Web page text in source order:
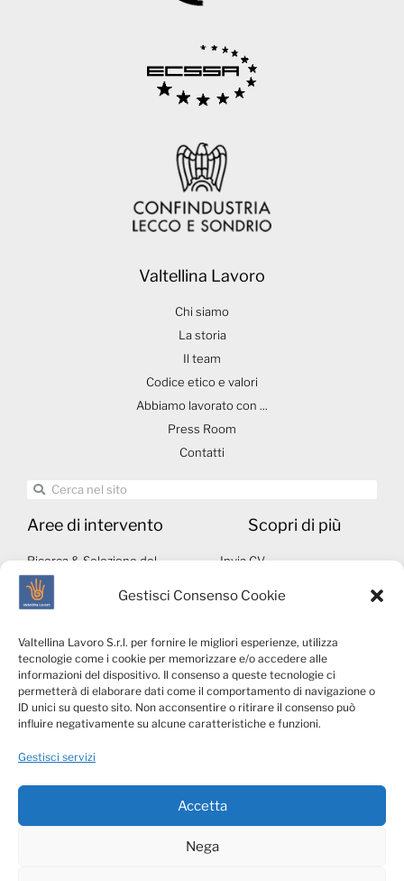
Gestisci Consenso Cookie
Valtellina Lavoro S.r.l. per fornire le migliori esperienze, utilizza
tecnologie come i cookie per memorizzare e/o accedere alle
informazioni del dispositivo. Il consenso a queste tecnologie ci
permetterà di elaborare dati come il comportamento di navigazione o
ID unici su questo sito. Non acconsentire o ritirare il consenso può
influire negativamente su alcune caratteristiche e funzioni.
Gestisci servizi
Accetta
Nega
Valtellina Lavoro
Chi siamo
La storia
Il team
Codice etico e valori
Abbiamo lavorato con ...
Press Room
Contatti
Aree di intervento
Ricerca & Selezione del
personale
Middle & Executive Search
Talents4Business
VLConsulting
Scopri di più
Invia CV
Privacy & Social Media
Policy
Cookies Policy
Privacy candidati